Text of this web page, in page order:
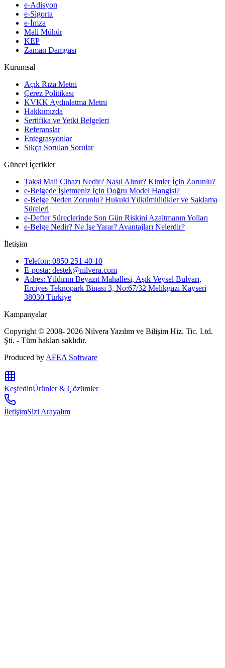
e-Adisyon
e-Sigorta
e-İmza
Mali Mühür
KEP
Zaman Damgası
Kurumsal
Açık Rıza Metni
Çerez Politikası
KVKK Aydınlatma Metni
Hakkımızda
Sertifika ve Yetki Belgeleri
Referanslar
Entegrasyonlar
Sıkça Sorulan Sorular
Güncel İçerikler
Taksi Mali Cihazı Nedir? Nasıl Alınır? Kimler İçin Zorunlu?
e-Belgede İşletmeniz İçin Doğru Model Hangisi?
e-Belge Neden Zorunlu? Hukuki Yükümlülükler ve Saklama
Süreleri
e-Defter Süreçlerinde Son Gün Riskini Azaltmanın Yolları
e-Belge Nedir? Ne İşe Yarar? Avantajları Nelerdir?
İletişim
Telefon: 0850 251 40 10
E-posta: destek@nilvera.com
Adres: Yıldırım Beyazıt Mahallesi, Aşık Veysel Bulvarı,
Erciyes Teknopark Binası 3, No:67/32 Melikgazi Kayseri
38030 Türkiye
Kampanyalar
Copyright © 2008- 2026 Nilvera Yazılım ve Bilişim Hiz. Tic. Ltd.
Şti. - Tüm hakları saklıdır.
Produced by AFEA Software
KeşfedinÜrünler & Çözümler
İletişimSizi Arayalım